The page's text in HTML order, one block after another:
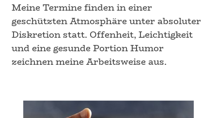
Meine Termine finden in einer
geschützten Atmosphäre unter absoluter
Diskretion statt. Offenheit, Leichtigkeit
und eine gesunde Portion Humor
zeichnen meine Arbeitsweise aus.